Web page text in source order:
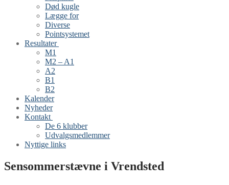
Død kugle
Lægge for
Diverse
Pointsystemet
Resultater
M1
M2 – A1
A2
B1
B2
Kalender
Nyheder
Kontakt
De 6 klubber
Udvalgsmedlemmer
Nyttige links
Sensommerstævne i Vrendsted